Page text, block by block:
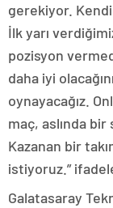
gerekiyor.
İlk yarı
pozisyon
daha iyi
oynayacağız.
maç, aslında bir
Kazanan bir
istiyoruz.”
Galatasaray